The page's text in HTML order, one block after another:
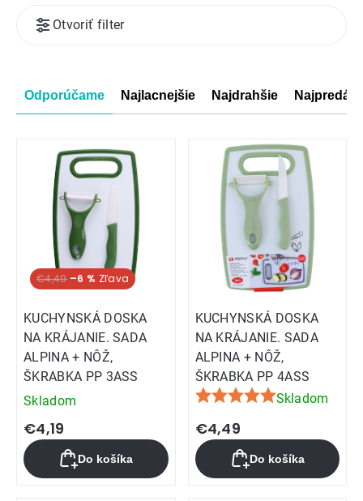
Radenie
produktov
Odporúčame Najlacnejšie Najdrahšie
Otvoriť filter
Výpis
€4,49 –6 %
KUCHYNSKÁ DOSKA
NA KRÁJANIE. SADA
ALPINA + NÔŽ,
ŠKRABKA PP 3ASS
Skladom
€4,19
Do košíka
KUCHYNSKÁ DOSKA
NA KRÁJANIE. SADA
ALPINA + NÔŽ,
ŠKRABKA PP 4ASS
Priemerné
hodnotenie
produktu
je
5,0
Skladom
€4,49
Do košíka